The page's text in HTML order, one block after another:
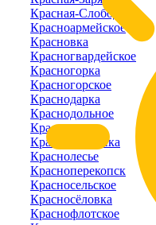
Красная-Слобода
Красноармейское
Красновка
Красногвардейское
Красногорка
Красногорское
Краснодарка
Краснодольное
Красное
Краснознаменка
Краснолесье
Красноперекопск
Красносельское
Красносёловка
Краснофлотское